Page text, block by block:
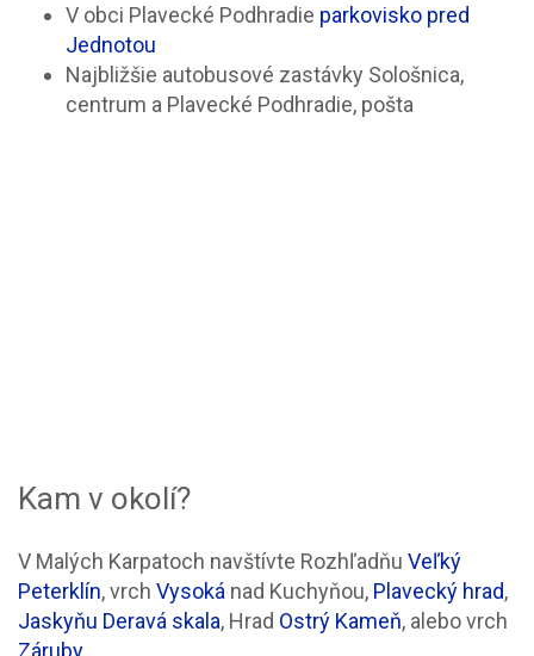
V obci Plavecké Podhradie parkovisko pred
Jednotou
Najbližšie autobusové zastávky Sološnica,
centrum a Plavecké Podhradie, pošta
Kam v okolí?
V Malých Karpatoch navštívte Rozhľadňu Veľký
Peterklín, vrch Vysoká nad Kuchyňou, Plavecký hrad,
Jaskyňu Deravá skala, Hrad Ostrý Kameň, alebo vrch
Záruby.